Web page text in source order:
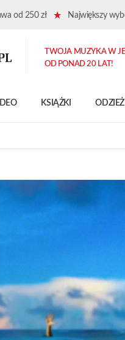
od 250 zł Największy
KSIĄŻKI ODZIEŻ
TWOJA MUZYKA W
OD PONAD 20 LAT!